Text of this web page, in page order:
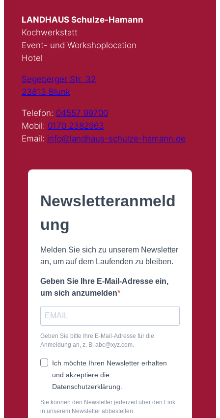
LANDHAUS Schulze-Hamann
Kochwerkstatt
Event- und Workshoplocation
Hotel
Segeberger Str. 32
23813 Blunk
Telefon: 04557 99700
Mobil: 0170 2382963
Email: info@landhaus-schulze-hamann.de
Newsletteranmeld
ung
Melden Sie sich zu unserem Newsletter
an, um auf dem Laufenden zu bleiben.
Geben Sie Ihre E-Mail-Adresse ein,
um sich anzumelden
Geben Sie bitte Ihre E-Mail-Adresse für die
Anmeldung an, z. B. abc@xyz.com.
Ich möchte Ihren Newsletter erhalten
und akzeptiere die
Datenschutzerklärung.
Sie können den Newsletter jederzeit über den Link
in unserem Newsletter abbestellen.